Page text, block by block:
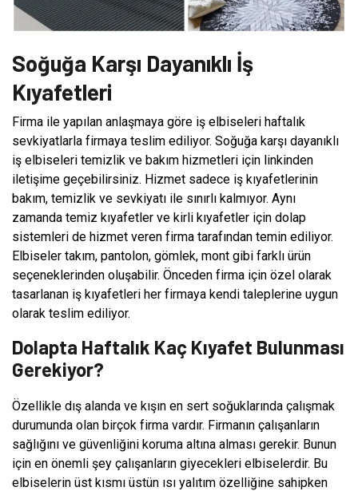
Soğuğa Karşı Dayanıklı İş
Kıyafetleri
Firma ile yapılan anlaşmaya göre iş elbiseleri haftalık
sevkiyatlarla firmaya teslim ediliyor. Soğuğa karşı dayanıklı
iş elbiseleri temizlik ve bakım hizmetleri için linkinden
iletişime geçebilirsiniz. Hizmet sadece iş kıyafetlerinin
bakım, temizlik ve sevkiyatı ile sınırlı kalmıyor. Aynı
zamanda temiz kıyafetler ve kirli kıyafetler için dolap
sistemleri de hizmet veren firma tarafından temin ediliyor.
Elbiseler takım, pantolon, gömlek, mont gibi farklı ürün
seçeneklerinden oluşabilir. Önceden firma için özel olarak
tasarlanan iş kıyafetleri her firmaya kendi taleplerine uygun
olarak teslim ediliyor.
Dolapta Haftalık Kaç Kıyafet Bulunması
Gerekiyor?
Özellikle dış alanda ve kışın en sert soğuklarında çalışmak
durumunda olan birçok firma vardır. Firmanın çalışanların
sağlığını ve güvenliğini koruma altına alması gerekir. Bunun
için en önemli şey çalışanların giyecekleri elbiselerdir. Bu
elbiselerin üst kısmı üstün ısı yalıtım özelliğine sahipken